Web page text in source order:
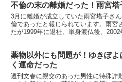
不倫の末の離婚だった！雨宮
3月に離婚が成立していた雨宮塔子さ
倫であったと報じられています。雨宮
たが1999年に退社、単身渡仏後、2002
薬物以外にも問題が！ゆきぽ
く運命だった
週刊文春に親交のあった男性に特殊詐